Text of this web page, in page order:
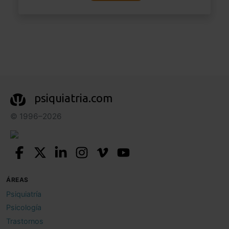
psiquiatria.com
© 1996–2026
ÁREAS
Psiquiatría
Psicología
Trastornos